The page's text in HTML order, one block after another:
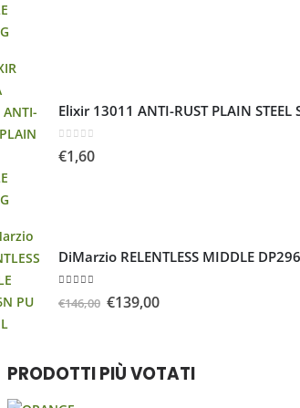
Elixir 13011 ANTI-RUST PLAIN STEEL
0Su 5
€1,60
DiMarzio RELENTLESS MIDDLE
€146,00 €139,00
PRODOTTI PIÙ VOTATI